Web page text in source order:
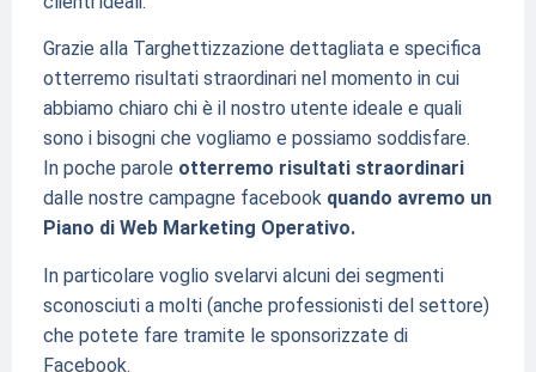
Grazie alla Targhettizzazione dettagliata e specifica
otterremo risultati straordinari nel momento in cui
abbiamo chiaro chi è il nostro utente ideale e quali
sono i bisogni che vogliamo e possiamo soddisfare.
In poche parole otterremo risultati straordinari
dalle nostre campagne facebook quando avremo un
Piano di Web Marketing Operativo.
In particolare voglio svelarvi alcuni dei segmenti
sconosciuti a molti (anche professionisti del settore)
che potete fare tramite le sponsorizzate di
Facebook.